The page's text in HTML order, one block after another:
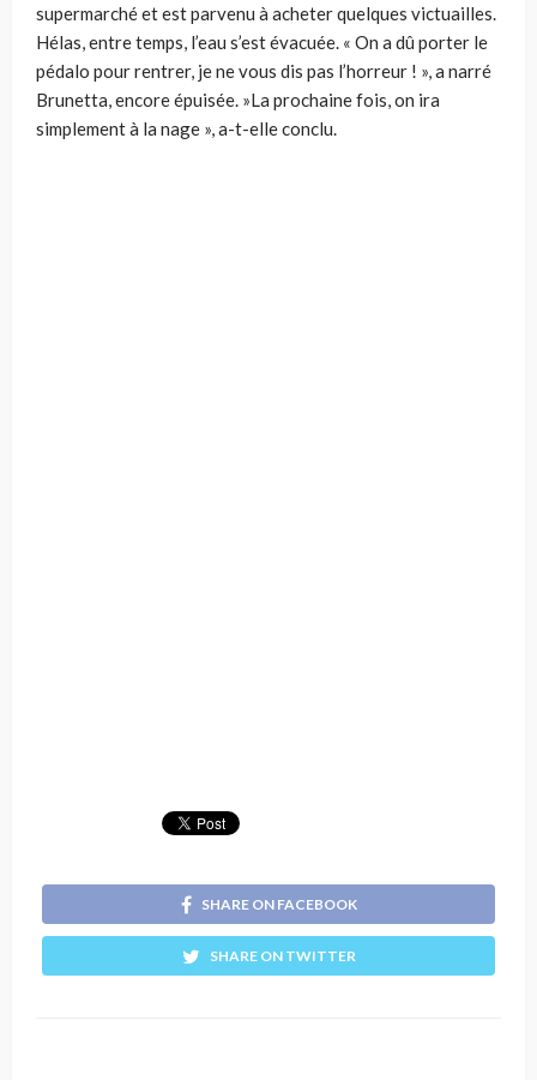
supermarché et est parvenu à acheter quelques victuailles.
Hélas, entre temps, l’eau s’est évacuée. « On a dû porter le
pédalo pour rentrer, je ne vous dis pas l’horreur ! », a narré
Brunetta, encore épuisée. »La prochaine fois, on ira
simplement à la nage », a-t-elle conclu.
SHARE ON FACEBOOK
SHARE ON TWITTER